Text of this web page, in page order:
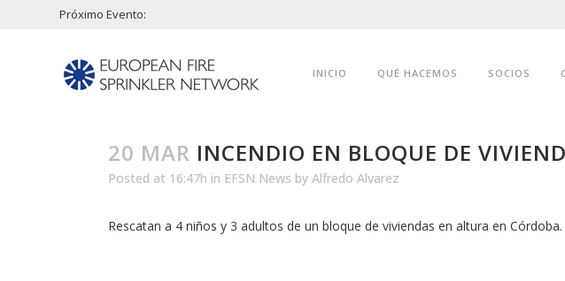
Próximo Evento:
INICIO QUÉ HACEMOS SOCIOS
20 MAR INCENDIO EN BLOQUE DE
Posted at 16:47h in EFSN News by Alfredo Alvarez
Rescatan a 4 niños y 3 adultos de un bloque de viviendas en altura en Córdoba.